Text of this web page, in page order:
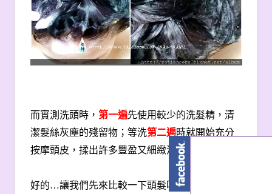
而實測洗頭時， 第一遍先使用較少的洗髮精，清
潔髮絲灰塵的殘留物；等洗第二遍時就開始充分
按摩頭皮，揉出許多豐盈又細緻泡泡。
好的…讓我們先來比較一下頭髮吹乾後，還沒擦